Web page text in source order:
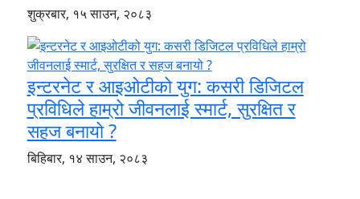
शुक्रबार, १५ साउन, २०८३
इन्टरनेट र आइओटीको युग: कसरी डिजिटल
प्रविधिले हाम्रो जीवनलाई स्मार्ट, सुरक्षित र
सहज बनायो ?
बिहिबार, १४ साउन, २०८३